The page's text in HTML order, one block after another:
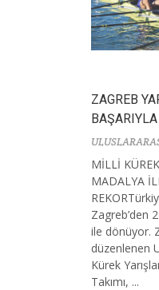
ZAGREB
MİLLİ
MADALYA
Zagreb’den
ile dönüyor.
düzenlenen
Kürek
Takımı, ...